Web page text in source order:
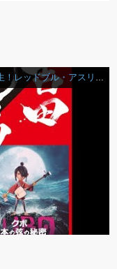
【吉田兄弟】「Cool Spiral」（3,000万回再生！レッドブル・アスリート、ジェイソン・ポールによるパルクール映像BGM）